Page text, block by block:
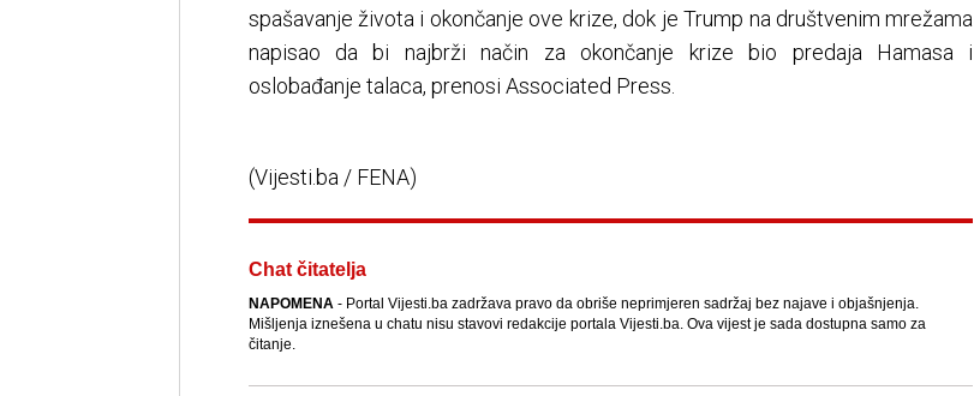
spašavanje života i okončanje ove krize, dok je Trump na društvenim mrežama
napisao da bi najbrži način za okončanje krize bio predaja Hamasa i
oslobađanje talaca, prenosi Associated Press.
(Vijesti.ba / FENA)
Chat čitatelja
NAPOMENA- Portal Vijesti.ba zadržava pravo da obriše neprimjeren sadržaj bez najave i objašnjenja.
Mišljenja iznešena u chatu nisu stavovi redakcije portala Vijesti.ba. Ova vijest je sada dostupna samo za
čitanje.